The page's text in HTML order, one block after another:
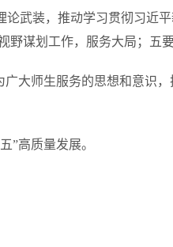
论武装，推动学习贯彻习近
谋划工作，服务大局；五
大师生服务的思想和意识
”高质量发展。